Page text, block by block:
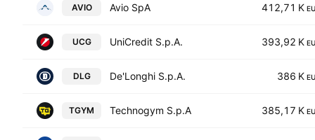
AVIO Avio SpA 412,71 K
UCG UniCredit S.p.A. 393,92 K
DLG De'Longhi S.p.A. 386 K
TGYM Technogym S.p.A 385,17 K